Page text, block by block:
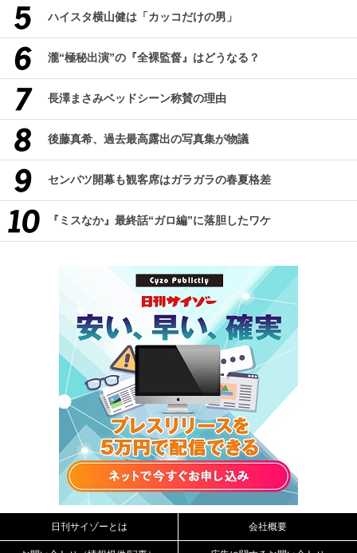
ハイスタ横山健は「カッコだけの男」
瀧“極秘出演”の『全裸監督』はどうなる？
長澤まさみベッドシーン称賛の理由
後藤真希、過去最高露出の写真集が物議
センバツ開幕も観客席はガラガラの春夏格差
『ミスなか』最終話“ガロ編”に落胆したワケ
日刊サイゾーとは 会社概要